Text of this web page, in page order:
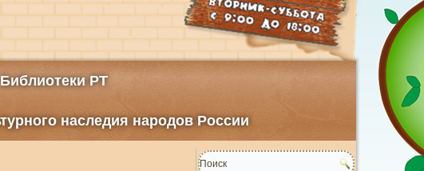
Библиотеки РТ
наследия народов России